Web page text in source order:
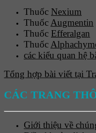
Thuốc Nexium
Thuốc Augmentin
Thuốc Efferalgan
Thuốc
các kiểu quan hệ
Tổng hợp bài viết tại
CÁC TRANG
Giới thiệu về